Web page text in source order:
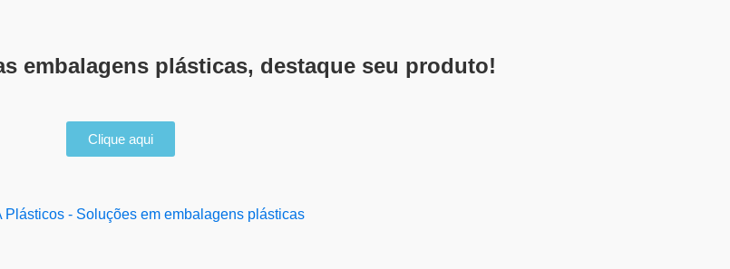
embalagens plásticas, destaque seu produto!
Clique aqui